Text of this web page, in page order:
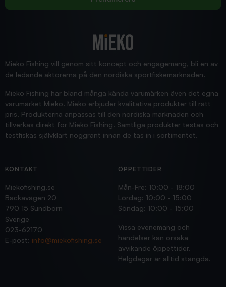
Jensa
Mieko Fishing vill genom sitt koncept och engagemang, bli en av
de ledande aktörerna på den nordiska sportfiskemarknaden.
Mieko Fishing har bland många kända varumärken även det egna
varumärket Mieko. Mieko erbjuder kvalitativa produkter till rätt
pris. Produkterna anpassas till den nordiska marknaden och
tillverkas direkt för Mieko Fishing. Samtliga produkter testas och
testfiskas självklart noggrant innan de tas in i sortimentet.
KONTAKT
Miekofishing.se
Backavägen 20
790 15 Sundborn
Sverige
023-62170
E-post: info@miekofishing.se
ÖPPETTIDER
Mån-Fre: 10:00 - 18:00
Lördag: 10:00 - 15:00
Söndag: 10:00 - 15:00
Vissa evenemang och
händelser kan orsaka
avvikande öppettider.
Helgdagar är alltid stängda.